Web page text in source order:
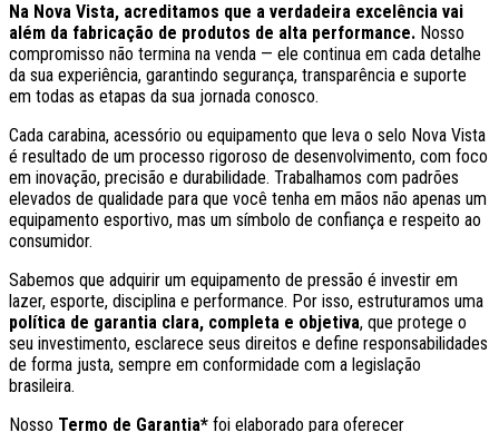
Na Nova Vista, acreditamos que a verdadeira excelência vai
além da fabricação de produtos de alta performance. Nosso
compromisso não termina na venda — ele continua em cada detalhe
da sua experiência, garantindo segurança, transparência e suporte
em todas as etapas da sua jornada conosco.
Cada carabina, acessório ou equipamento que leva o selo Nova Vista
é resultado de um processo rigoroso de desenvolvimento, com foco
em inovação, precisão e durabilidade. Trabalhamos com padrões
elevados de qualidade para que você tenha em mãos não apenas um
equipamento esportivo, mas um símbolo de confiança e respeito ao
consumidor.
Sabemos que adquirir um equipamento de pressão é investir em
lazer, esporte, disciplina e performance. Por isso, estruturamos uma
política de garantia clara, completa e objetiva, que protege o
seu investimento, esclarece seus direitos e define responsabilidades
de forma justa, sempre em conformidade com a legislação
brasileira.
Nosso Termo de Garantia* foi elaborado para oferecer